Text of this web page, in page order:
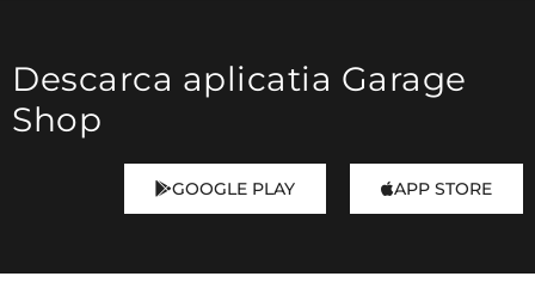
Descarca aplicatia Garage
Shop
GOOGLE PLAY APP STORE